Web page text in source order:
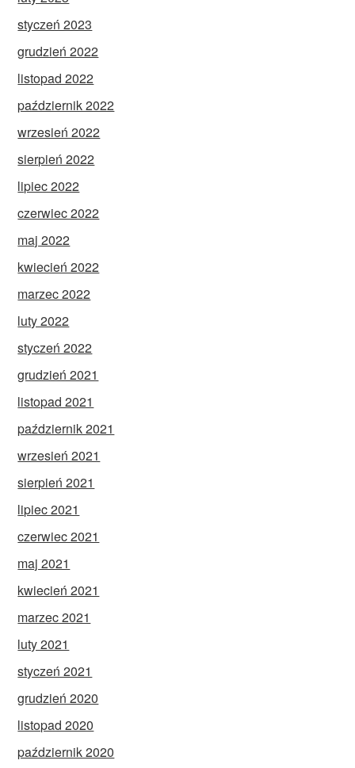
styczeń 2023
grudzień 2022
listopad 2022
październik 2022
wrzesień 2022
sierpień 2022
lipiec 2022
czerwiec 2022
maj 2022
kwiecień 2022
marzec 2022
luty 2022
styczeń 2022
grudzień 2021
listopad 2021
październik 2021
wrzesień 2021
sierpień 2021
lipiec 2021
czerwiec 2021
maj 2021
kwiecień 2021
marzec 2021
luty 2021
styczeń 2021
grudzień 2020
listopad 2020
październik 2020